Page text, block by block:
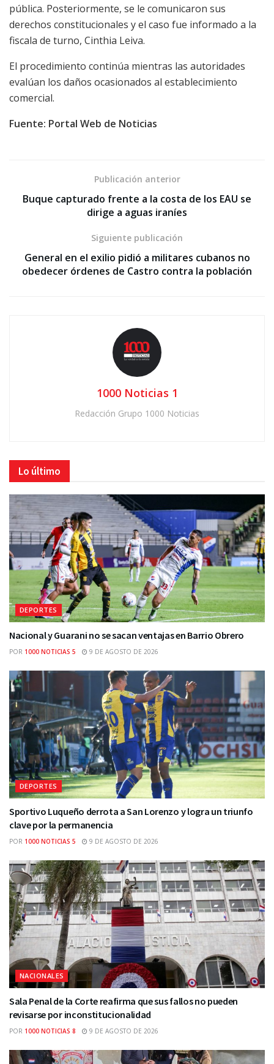
pública. Posteriormente, se le comunicaron sus
derechos constitucionales y el caso fue informado a la
fiscala de turno, Cinthia Leiva.
El procedimiento continúa mientras las autoridades
evalúan los daños ocasionados al establecimiento
comercial.
Fuente: Portal Web de Noticias
Publicación anterior
Buque capturado frente a la costa de los EAU se
dirige a aguas iraníes
Siguiente publicación
General en el exilio pidió a militares cubanos no
obedecer órdenes de Castro contra la población
1000 Noticias 1
Redacción Grupo 1000 Noticias
Lo último
DEPORTES
Nacional y Guarani no se sacan ventajas en Barrio Obrero
POR 1000 NOTICIAS 5 9 DE AGOSTO DE 2026
DEPORTES
Sportivo Luqueño derrota a San Lorenzo y logra un triunfo
clave por la permanencia
POR 1000 NOTICIAS 5 9 DE AGOSTO DE 2026
NACIONALES
Sala Penal de la Corte reafirma que sus fallos no pueden
revisarse por inconstitucionalidad
POR 1000 NOTICIAS 8 9 DE AGOSTO DE 2026